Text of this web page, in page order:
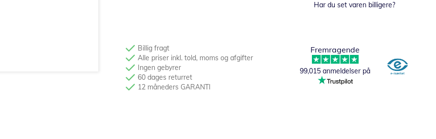
Har du set varen billigere?
Billig fragt
Alle priser inkl. told, moms og afgifter
Ingen gebyrer
60 dages returret
12 måneders GARANTI
Fremragende
99,015 anmeldelser på